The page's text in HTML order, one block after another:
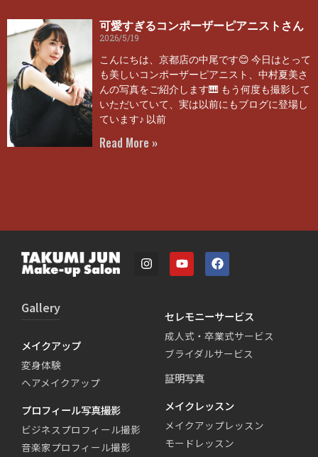
可愛すぎるコンポーザーピアニストさん
2026/5/19
こんにちは、京都店の中尾です😊 今日はとって
も美しいコンポーザーピアニスト、中村夏美さ
んの写真をご紹介します🎹 もう何度も撮影して
いただいていて、実は以前にもブログに登場し
ています♪ 以前
Read More »
Gallery
メイクアップ
変身体験
ヘアメイクアップ
プロフィール写真撮影
ビジネスプロフィール撮影
音楽家プロフィール撮影
セレモニーサービス
成人式・卒業式サービス
ブライダルサービス
証明写真
メイクレッスン
メイクアップレッスン
モードレッスン